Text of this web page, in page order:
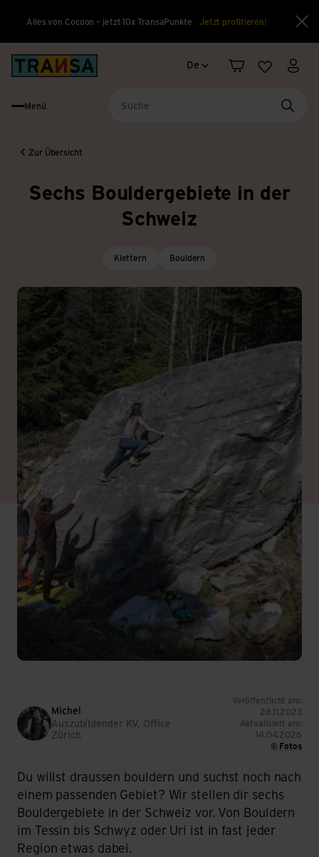
Alles von Cocoon – jetzt 10x TransaPunkte Jetzt profitieren!
Sprachwechsel
De
Warenkorb
Merkliste
Menü
Zur Übersicht
Sechs Bouldergebiete in der
Schweiz
Klettern Bouldern
Michel
Auszubildender KV, Office
Zürich
Veröffentlicht am:
28.11.2023
Aktualisiert am:
14.04.2026
© Fotos
Du willst draussen bouldern und suchst noch nach
einem passenden Gebiet? Wir stellen dir sechs
Bouldergebiete in der Schweiz vor. Von Bouldern
im Tessin bis Schwyz oder Uri ist in fast jeder
Region etwas dabei.